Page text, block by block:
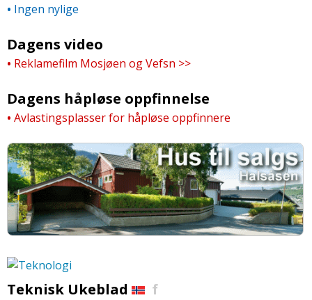
• Ingen nylige
Dagens video
• Reklamefilm Mosjøen og Vefsn >>
Dagens håpløse oppfinnelse
• Avlastingsplasser for håpløse oppfinnere
Teknisk Ukeblad f